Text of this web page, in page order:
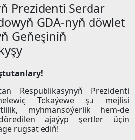
Prezidenti Serdar
GDA-nyň döwlet
Geňeşiniň
Respublikasynyň Prezidenti
Tokaýewe şu mejlisi
myhmansöýerlik hem-de
ajaýyp şertler üçin
rugsat ediň!